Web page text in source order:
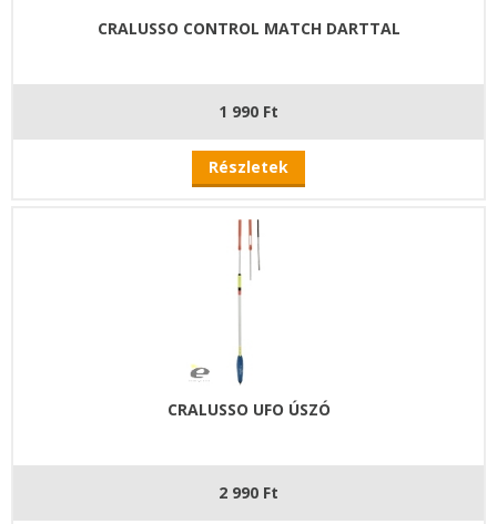
CRALUSSO CONTROL MATCH DARTTAL
1 990 Ft
Részletek
CRALUSSO UFO ÚSZÓ
2 990 Ft